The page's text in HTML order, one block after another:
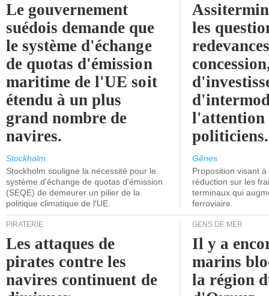
Le gouvernement
suédois demande que
le système d'échange
de quotas d'émission
maritime de l'UE soit
étendu à un plus
grand nombre de
navires.
Stockholm
Stockholm souligne la nécessité pour le
système d'échange de quotas d'émission
(SEQE) de demeurer un pilier de la
politique climatique de l'UE.
les
l'attention
politiciens.
Gênes
Proposition visant
réduction sur les
terminaux qui
ferroviaire.
PIRATERIE
Les attaques de
pirates contre les
navires continuent de
GENS DE MER
Il y a
marins
la région